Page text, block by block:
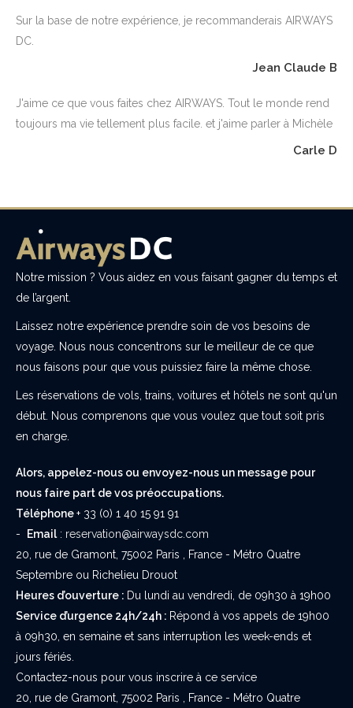
Sur la base de notre expérience, je recommanderais AIRWAYS
DC.
Jean Claude B
J'aime ce que vous faites chez AIRWAYS. Tout le monde rend
toujours ma vie tellement plus facile. et j'aime parler à Michèle
Carle D
Notre mission ? Vous aidez en vous faisant gagner du temps et
de l’argent.
Laissez notre expérience prendre soin de vos besoins de
voyage. Nous nous concentrons sur le meilleur de ce que
nous faisons pour que vous puissiez faire la même chose.
Les réservations de vols, trains, voitures et hôtels ne sont qu'un
début. Nous comprenons que vous voulez que tout soit pris
en charge.
Alors, appelez-nous ou envoyez-nous un message pour
nous faire part de vos préoccupations.
Téléphone+ 33 (0) 1 40 15 91 91
-
Email: reservation@airwaysdc.com
20, rue de Gramont, 75002 Paris , France - Métro Quatre
Septembre ou Richelieu Drouot
Heures d’ouverture : Du lundi au vendredi, de 09h30 à 19h00
Service d’urgence 24h/24h : Répond à vos appels de 19h00
à 09h30, en semaine et sans interruption les week-ends et
jours fériés.
Contactez-nous pour vous inscrire à ce service
20, rue de Gramont, 75002 Paris , France - Métro Quatre